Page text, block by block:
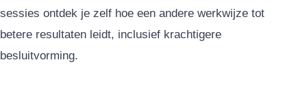
sessies ontdek je zelf hoe een andere werkwijze tot
betere resultaten leidt, inclusief krachtigere
besluitvorming.